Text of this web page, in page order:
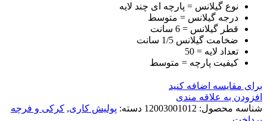
نوع گیلانس = پارچه ای چند لایه
درجه گیلانس = متوسط
قطر گیلانس = 6 سانت
ضخامت گیلانس 1/5 سانت
تعداد لایه = 50
کیفیت پارچه = متوسط
برای مقایسه اضافه کنید
افزودن به علاقه مندی
شناسه محصول: 12003001012 دسته: پولیش کاری, کرکی و فرچه